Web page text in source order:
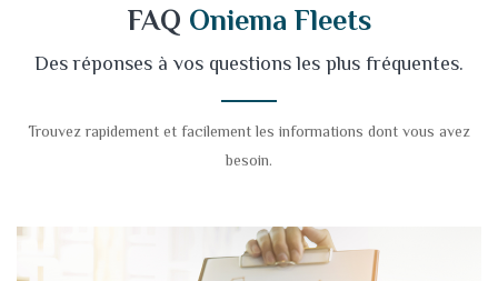
FAQ Oniema Fleets
Des réponses à vos questions les plus fréquentes.
Trouvez rapidement et facilement les informations dont vous avez
besoin.